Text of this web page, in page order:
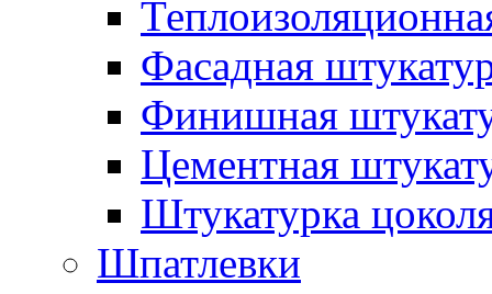
Фасадная
Финишная
Цементная
Штукатурка
Шпатлевки